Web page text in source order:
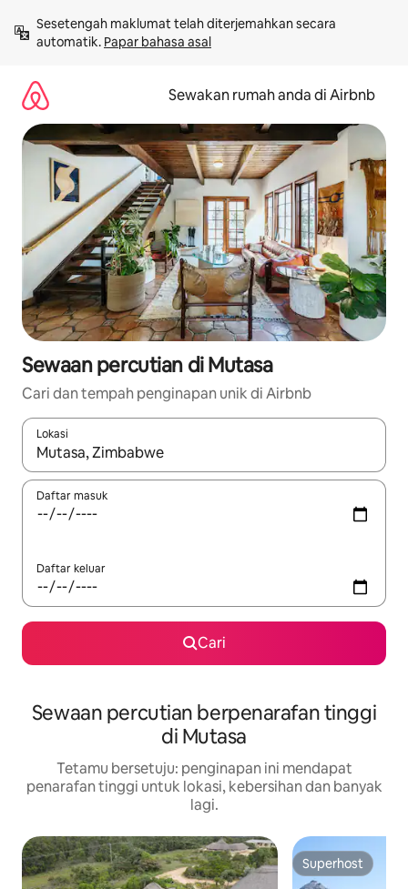
kandungan
Sesetengah maklumat telah diterjemahkan secara
automatik. Papar bahasa asal
Sewakan rumah anda di Airbnb
Sewaan percutian di Mutasa
Cari dan tempah penginapan unik di Airbnb
Lokasi
Apabila hasil tersedia, navigasi dengan kekunci anak panah
Daftar masuk
Daftar keluar
Cari
Sewaan percutian berpenarafan tinggi
di Mutasa
Tetamu bersetuju: penginapan ini mendapat
penarafan tinggi untuk lokasi, kebersihan dan banyak
lagi.
Superhost
Superhost